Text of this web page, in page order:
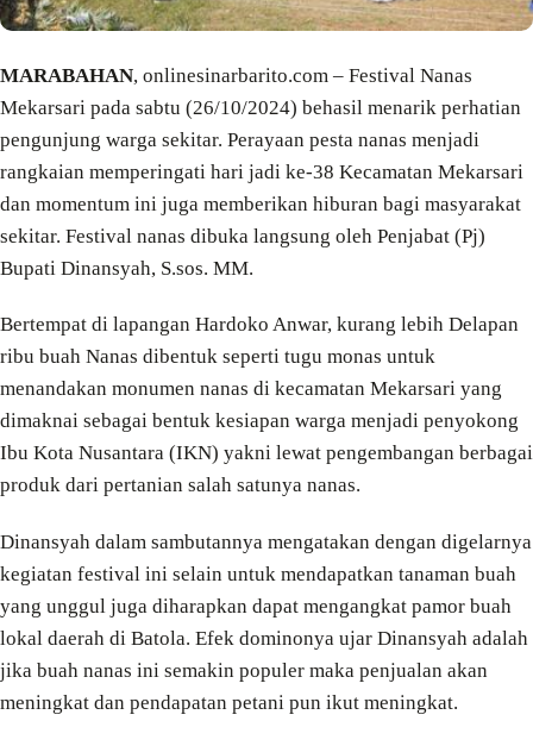
MARABAHAN, onlinesinarbarito.com – Festival Nanas
Mekarsari pada sabtu (26/10/2024) behasil menarik perhatian
pengunjung warga sekitar. Perayaan pesta nanas menjadi
rangkaian memperingati hari jadi ke-38 Kecamatan Mekarsari
dan momentum ini juga memberikan hiburan bagi masyarakat
sekitar. Festival nanas dibuka langsung oleh Penjabat (Pj)
Bupati Dinansyah, S.sos. MM.
Bertempat di lapangan Hardoko Anwar, kurang lebih Delapan
ribu buah Nanas dibentuk seperti tugu monas untuk
menandakan monumen nanas di kecamatan Mekarsari yang
dimaknai sebagai bentuk kesiapan warga menjadi penyokong
Ibu Kota Nusantara (IKN) yakni lewat pengembangan berbagai
produk dari pertanian salah satunya nanas.
Dinansyah dalam sambutannya mengatakan dengan digelarnya
kegiatan festival ini selain untuk mendapatkan tanaman buah
yang unggul juga diharapkan dapat mengangkat pamor buah
lokal daerah di Batola. Efek dominonya ujar Dinansyah adalah
jika buah nanas ini semakin populer maka penjualan akan
meningkat dan pendapatan petani pun ikut meningkat.